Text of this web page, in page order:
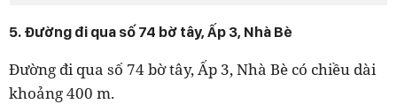
5. Đường đi qua số 74 bờ tây, Ấp 3, Nhà Bè
Đường đi qua số 74 bờ tây, Ấp 3, Nhà Bè có chiều dài
khoảng 400 m.